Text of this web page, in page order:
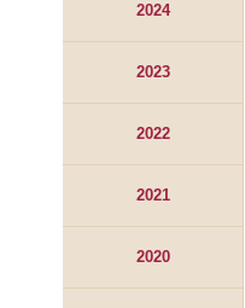
2024
2023
2022
2021
2020